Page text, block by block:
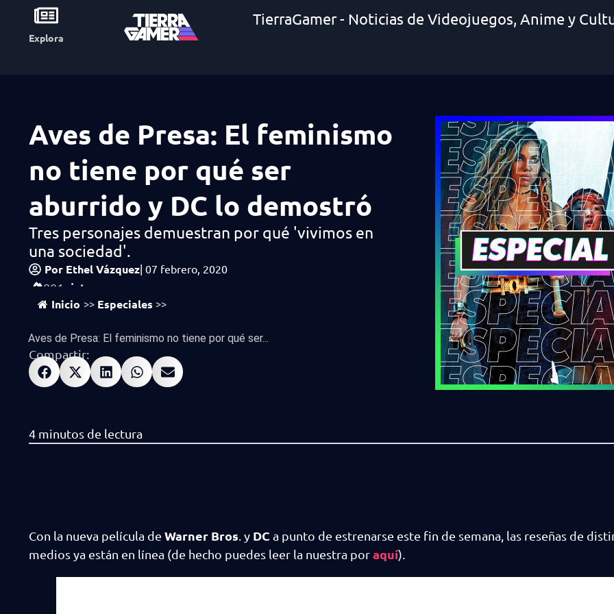
Explora
TierraGamer - Noticias de Videojuegos, Anime y
Aves de Presa: El feminismo
no tiene por qué ser
aburrido y DC lo demostró
Tres personajes demuestran por qué 'vivimos en
una sociedad'.
Por Ethel Vázquez| 07 febrero, 2020
801 vistas
Inicio >> Especiales >>
Aves de Presa: El feminismo no tiene por qué ser...
Compartir:
Con la nueva película de Warner Bros . y DC a punto de estrenarse este fin de semana, las reseñas de
medios ya están en línea (de hecho puedes leer la nuestra poraquí).